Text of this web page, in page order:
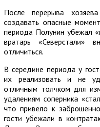
После перерыва
создавать опасные
периода Полунин убежал
вратарь «Северстали»
отличиться.
В середине периода у
их реализовать и не
отличным толчком для
удалениям соперника
что привело к
гости убежали в